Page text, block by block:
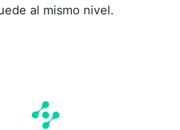
al mismo nivel.